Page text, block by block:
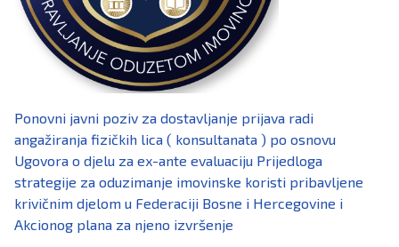
Ponovni javni poziv za dostavljanje prijava radi
angažiranja fizičkih lica ( konsultanata ) po osnovu
Ugovora o djelu za ex-ante evaluaciju Prijedloga
strategije za oduzimanje imovinske koristi pribavljene
krivičnim djelom u Federaciji Bosne i Hercegovine i
Akcionog plana za njeno izvršenje